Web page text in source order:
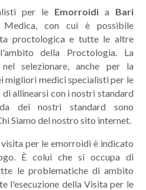
per le Emorroidia Bari
Medica, con cui è possibile
proctologica e tutte le altre
della Proctologia. La
selezionare, anche per la
migliori medici specialisti per le
allinearsi con i nostri standard
dei nostri standard sono
Siamo del nostro sito internet.
per le emorroidi è indicato
È colui che si occupa di
le problematiche di ambito
l'esecuzione della Visita per le